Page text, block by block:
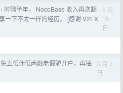
› 时隔半年， NocoBase 收入再次翻
一下不太一样的经历。 [感谢 V2EX
6 月
15
日
五低佣低两融老倔驴开户，再抽
3 月 3
日